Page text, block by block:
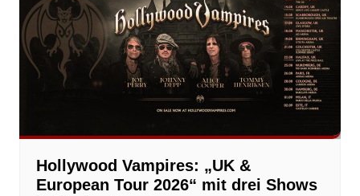
Hollywood Vampires: „UK &
European Tour 2026“ mit drei Shows